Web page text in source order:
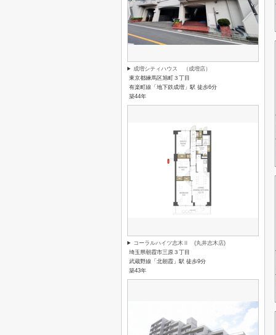
成増シティハウス （成増店）
東京都練馬区旭町３丁目
有楽町線「地下鉄成増」駅 徒歩6分
築44年
コーラルハイツ志木Ⅱ (丸井志木店)
埼玉県朝霞市三原３丁目
武蔵野線「北朝霞」駅 徒歩9分
築43年